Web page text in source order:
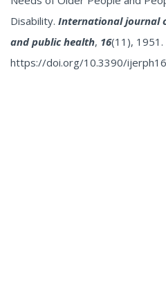
Disability. International journal
and public health, 16(11), 1951.
https://doi.org/10.3390/